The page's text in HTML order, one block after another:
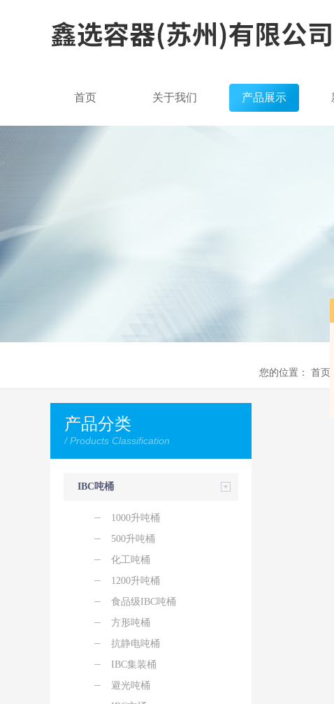
首页 关于我们 产品展示
您的位置： 首页
产品分类
/ Products Classification
IBC吨桶
1000升吨桶
500升吨桶
化工吨桶
1200升吨桶
食品级IBC吨桶
方形吨桶
抗静电吨桶
IBC集装桶
避光吨桶